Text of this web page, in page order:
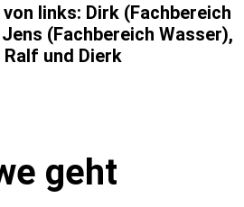
links: Dirk (Fachbereich
(Fachbereich Wasser),
Ralf und Dierk
geht